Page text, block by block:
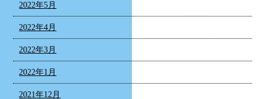
2022年5月
2022年4月
2022年3月
2022年1月
2021年12月